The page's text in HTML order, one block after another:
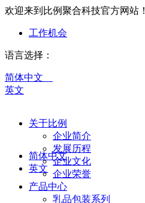
欢迎来到比例聚合科技官方网站！
工作机会
语言选择：
简体中文
英文
关于比例
企业简介
发展历程
企业文化
企业荣誉
产品中心
乳品包装系列
简体中文
英文